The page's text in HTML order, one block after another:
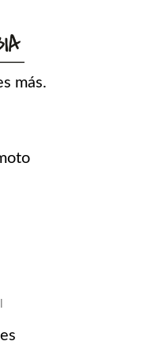
más.